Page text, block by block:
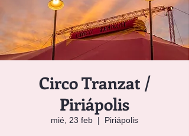
Circo Tranzat /
Piriápolis
mié, 23 feb
  |
Piriápolis